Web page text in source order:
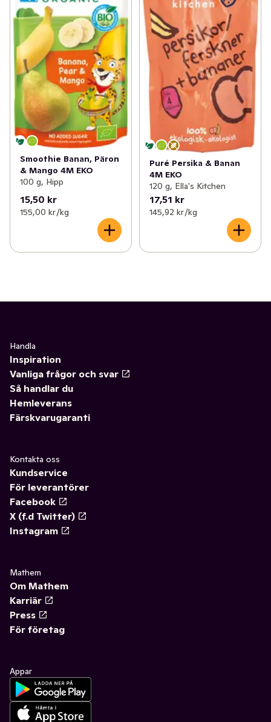
Smoothie Banan, Päron
& Mango 4M EKO
100 g, Hipp
15,50 kr
155,00 kr /kg
Puré Persika & Banan
4M EKO
120 g, Ella's Kitchen
17,51 kr
145,92 kr /kg
Handla
Inspiration
Vanliga frågor och svar
Så handlar du
Hemleverans
Färskvarugaranti
Kontakta oss
Kundservice
För leverantörer
Facebook
X (f.d Twitter)
Instagram
Mathem
Om Mathem
Karriär
Press
För företag
Appar